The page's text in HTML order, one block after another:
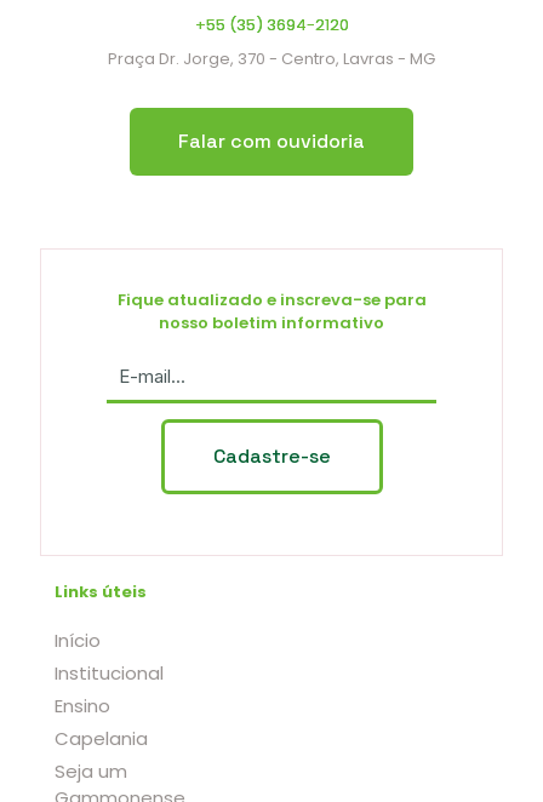
+55 (35) 3694-2120
Praça Dr. Jorge, 370 - Centro, Lavras - MG
Falar com ouvidoria
Links úteis
Início
Institucional
Ensino
Capelania
Seja um
Fique atualizado e inscreva-se para
nosso boletim informativo